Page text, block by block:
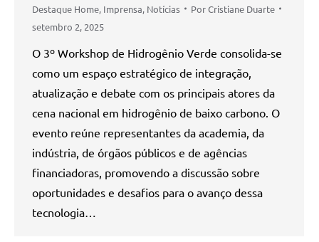
Destaque Home, Imprensa, Notícias PorCristiane Duarte
setembro 2, 2025
O 3º Workshop de Hidrogênio Verde consolida-se
como um espaço estratégico de integração,
atualização e debate com os principais atores da
cena nacional em hidrogênio de baixo carbono. O
evento reúne representantes da academia, da
indústria, de órgãos públicos e de agências
financiadoras, promovendo a discussão sobre
oportunidades e desafios para o avanço dessa
tecnologia…